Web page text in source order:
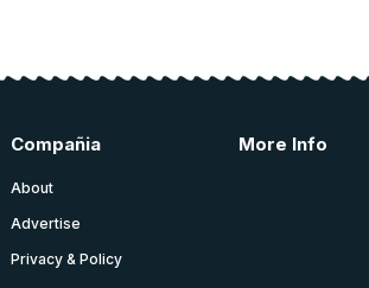
Compañia
About
Advertise
Privacy & Policy
More Info